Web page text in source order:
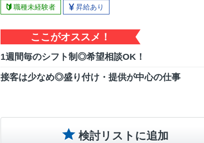
職種未経験者 昇給あり
ここがオススメ！
1週間毎のシフト制◎希望相談OK！
接客は少なめ◎盛り付け・提供が中心の仕事
検討リストに追加